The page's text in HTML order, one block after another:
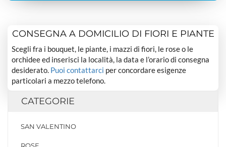
CONSEGNA A DOMICILIO DI FIORI E PIANTE
Scegli fra i bouquet, le piante, i mazzi di fiori, le rose o le
orchidee ed inserisci la località, la data e l’orario di consegna
desiderato. Puoi contattarci per concordare esigenze
particolari a mezzo telefono.
CATEGORIE
SAN VALENTINO
ROSE